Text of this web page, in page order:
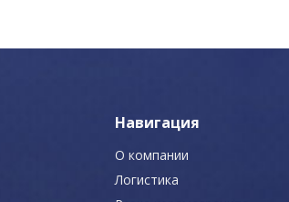
Навигация
О компании
Логистика